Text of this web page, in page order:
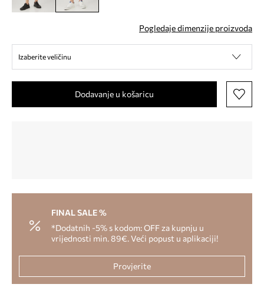
Pogledaje dimenzije proizvoda
Izaberite veličinu
Dodavanje u košaricu
FINAL SALE %
*Dodatnih -5% s kodom: OFF za kupnju u
vrijednosti min. 89€. Veći popust u aplikaciji!
Provjerite